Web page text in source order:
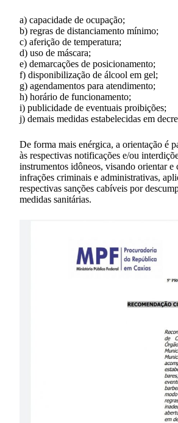
a) capacidade de ocupação;
b) regras de distanciamento mínimo;
c) aferição de temperatura;
d) uso de máscara;
e) demarcações de posicionamento;
f) disponibilização de álcool em gel;
g) agendamentos para atendimento;
h) horário de funcionamento;
i) publicidade de eventuais proibições;
j) demais medidas estabelecidas em
De forma mais enérgica, a orientação é
às respectivas notificações e/ou
instrumentos idôneos, visando orientar e
infrações criminais e administrativas,
respectivas sanções cabíveis por
medidas sanitárias.